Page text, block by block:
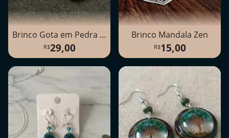
Brinco Gota em Pedra Preciosa
29,00
Brinco Mandala Zen
15,00